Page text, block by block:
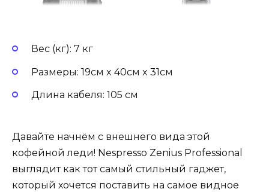
Вес (кг): 7 кг
Размеры: 19см x 40см x 31см
Длина кабеля: 105 см
Давайте начнём с внешнего вида этой
кофейной леди! Nespresso Zenius Professional
выглядит как тот самый стильный гаджет,
который хочется поставить на самое видное